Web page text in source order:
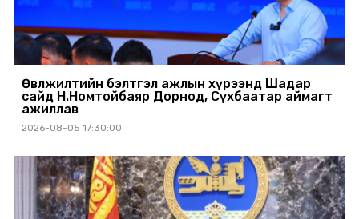
Өвөлжилтийн бэлтгэл ажлын хүрээнд Шадар
сайд Н.Номтойбаяр Дорнод, Сүхбаатар аймагт
ажиллав
2026-08-05 17:30:00